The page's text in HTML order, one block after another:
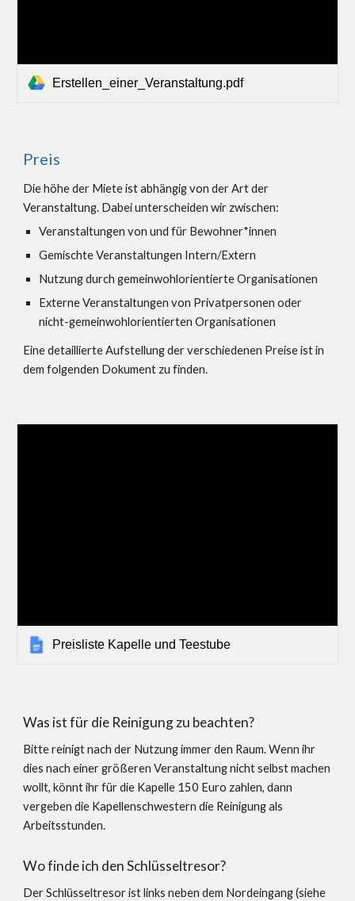
Erstellen_einer_Veranstaltung.pdf
Preis
Die höhe der Miete ist abhängig von der Art der
Veranstaltung. Dabei unterscheiden wir zwischen:
Veranstaltungen von und für Bewohner*innen
Gemischte Veranstaltungen Intern/Extern
Nutzung durch gemeinwohlorientierte Organisationen
Externe Veranstaltungen von Privatpersonen oder
nicht-gemeinwohlorientierten Organisationen
Eine detaillierte Aufstellung der verschiedenen Preise ist in
dem folgenden Dokument zu finden.
Preisliste Kapelle und Teestube
Was ist für die Reinigung zu beachten?
Bitte reinigt nach der Nutzung immer den Raum. Wenn ihr
dies nach einer größeren Veranstaltung nicht selbst machen
wollt, könnt ihr für die Kapelle 150 Euro zahlen, dann
vergeben die Kapellenschwestern die Reinigung als
Arbeitsstunden.
Wo finde ich den Schlüsseltresor?
Der Schlüsseltresor ist links neben dem Nordeingang (siehe